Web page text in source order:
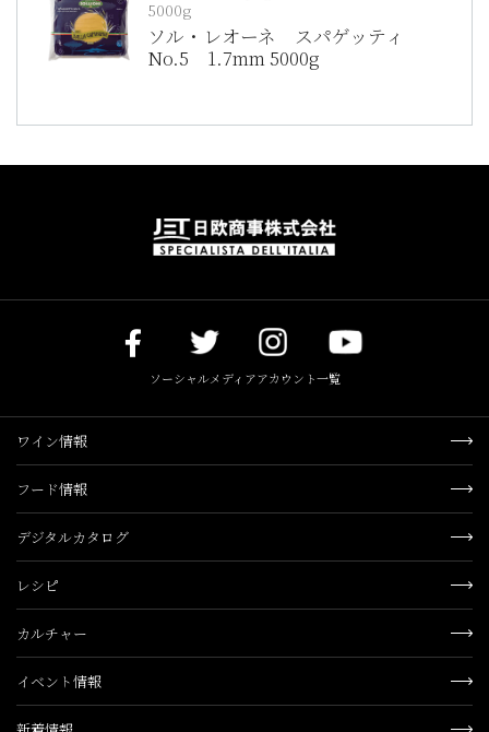
5000g
ソル・レオーネ スパゲッティ
No.5 1.7mm 5000g
ソーシャルメディアアカウント一覧
ワイン情報
フード情報
デジタルカタログ
レシピ
カルチャー
イベント情報